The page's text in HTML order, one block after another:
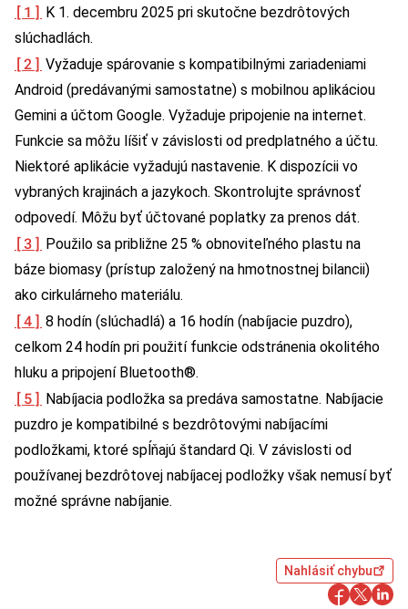
[1] K 1. decembru 2025 pri skutočne bezdrôtových
slúchadlách.
[2] Vyžaduje spárovanie s kompatibilnými zariadeniami
Android (predávanými samostatne) s mobilnou aplikáciou
Gemini a účtom Google. Vyžaduje pripojenie na internet.
Funkcie sa môžu líšiť v závislosti od predplatného a účtu.
Niektoré aplikácie vyžadujú nastavenie. K dispozícii vo
vybraných krajinách a jazykoch. Skontrolujte správnosť
odpovedí. Môžu byť účtované poplatky za prenos dát.
[3] Použilo sa približne 25 % obnoviteľného plastu na
báze biomasy (prístup založený na hmotnostnej bilancii)
ako cirkulárneho materiálu.
[4] 8 hodín (slúchadlá) a 16 hodín (nabíjacie puzdro),
celkom 24 hodín pri použití funkcie odstránenia okolitého
hluku a pripojení Bluetooth®.
[5] Nabíjacia podložka sa predáva samostatne. Nabíjacie
puzdro je kompatibilné s bezdrôtovými nabíjacími
podložkami, ktoré spĺňajú štandard Qi. V závislosti od
používanej bezdrôtovej nabíjacej podložky však nemusí byť
možné správne nabíjanie.
Nahlásiť chybu